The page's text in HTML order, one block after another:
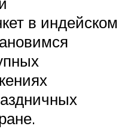
в индейском